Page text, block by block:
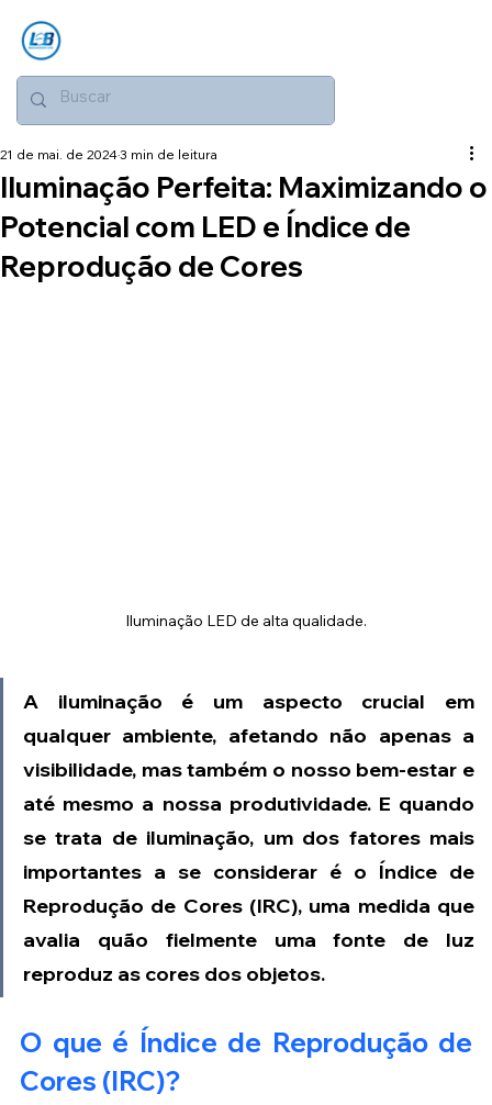
Iluminação Perfeita: Maximizando o
Potencial com LED e Índice de
Reprodução de Cores
21 de mai. de 20243 min de leitura
Iluminação LED de alta qualidade.
A iluminação é um aspecto crucial em
qualquer ambiente, afetando não apenas a
visibilidade, mas também o nosso bem-estar e
até mesmo a nossa produtividade. E quando
se trata de iluminação, um dos fatores mais
importantes a se considerar é o Índice de
Reprodução de Cores (IRC), uma medida que
avalia quão fielmente uma fonte de luz
reproduz as cores dos objetos.
O que é Índice de Reprodução de
Cores (IRC)?